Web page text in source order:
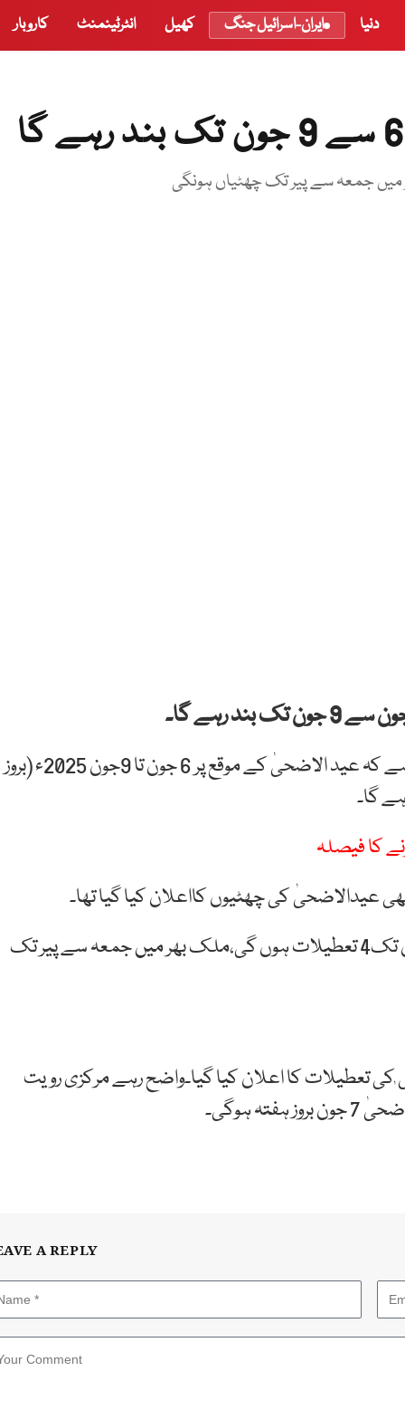
دنیا ایران-اسرائیل جنگ کھیل انٹرٹینمنٹ کاروبار
سٹیٹ بینک کی طرف سے جاری اعلامیہ میں کہا گیا ہے کہ عید الاضحیٰ کے موقع پر 6 جون تا 9جون 2025ء (بروز
گا۔
کا فیصلہ
عیدالاضحیٰ کی چھٹیوں کااعلان کیا گیا تھا۔
جاری نوٹیفکیشن کے مطابق عیدالاضحیٰ پر6سے 9جون تک4 تعطیلات ہوں گی،ملک بھر میں جمعہ سے پیر تک
تعطیلات کا اعلان کیا گیا۔واضح رہے مرکزی رویت
ہوگی۔
A REPLY